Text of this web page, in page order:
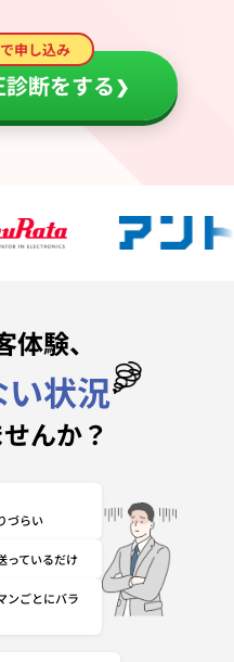
申し込み
断をする❯
験、
状況
んか？
づらい
っているだけ
ンごとにバラ